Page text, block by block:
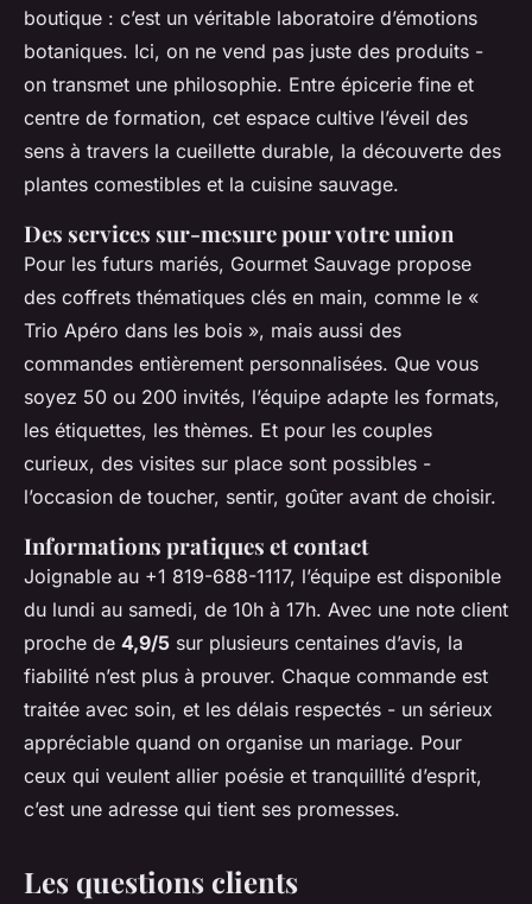
boutique : c’est un véritable laboratoire d’émotions
botaniques. Ici, on ne vend pas juste des produits -
on transmet une philosophie. Entre épicerie fine et
centre de formation, cet espace cultive l’éveil des
sens à travers la cueillette durable, la découverte des
plantes comestibles et la cuisine sauvage.
Des services sur-mesure pour votre union
Pour les futurs mariés, Gourmet Sauvage propose
des coffrets thématiques clés en main, comme le «
Trio Apéro dans les bois », mais aussi des
commandes entièrement personnalisées. Que vous
soyez 50 ou 200 invités, l’équipe adapte les formats,
les étiquettes, les thèmes. Et pour les couples
curieux, des visites sur place sont possibles -
l’occasion de toucher, sentir, goûter avant de choisir.
Informations pratiques et contact
Joignable au +1 819-688-1117, l’équipe est disponible
du lundi au samedi, de 10h à 17h. Avec une note client
proche de 4,9/5 sur plusieurs centaines d’avis, la
fiabilité n’est plus à prouver. Chaque commande est
traitée avec soin, et les délais respectés - un sérieux
appréciable quand on organise un mariage. Pour
ceux qui veulent allier poésie et tranquillité d’esprit,
c’est une adresse qui tient ses promesses.
Les questions clients